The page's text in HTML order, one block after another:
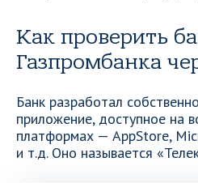
Как проверить
Газпромбанка
Банк разработал
приложение, доступное на
платформах — AppStore,
и т.д. Оно называется